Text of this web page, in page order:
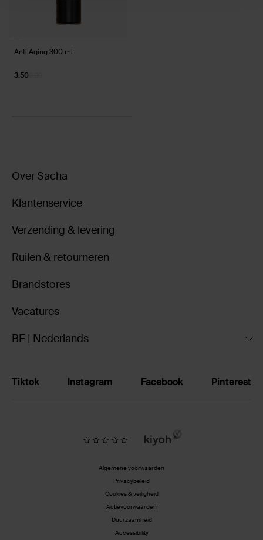
Anti Aging 300 ml
3.50
Over Sacha
Klantenservice
Verzending & levering
Ruilen & retourneren
Brandstores
Vacatures
BE | Nederlands
Tiktok Instagram Facebook Pinterest
Algemene voorwaarden
Privacybeleid
Cookies & veiligheid
Actievoorwaarden
Duurzaamheid
Accessibility